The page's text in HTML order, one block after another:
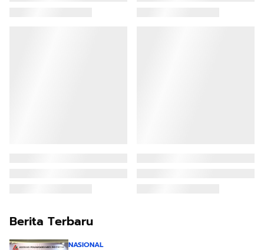
Berita Terbaru
NASIONAL